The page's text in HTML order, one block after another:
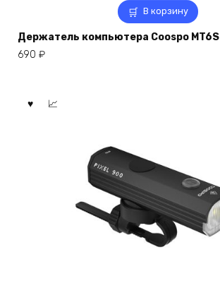
В корзину
Держатель компьютера Coospo MT6S
690 ₽